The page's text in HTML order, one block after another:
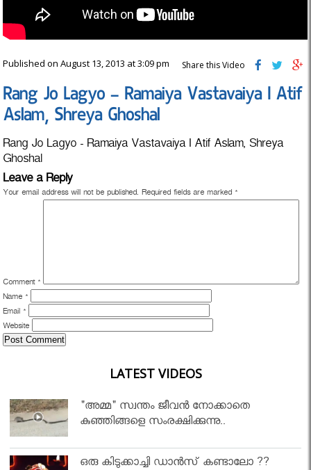
Published on August 13, 2013 at 3:09 pm Share this Video
Rang Jo Lagyo – Ramaiya Vastavaiya I Atif
Aslam, Shreya Ghoshal
Rang Jo Lagyo - Ramaiya Vastavaiya I Atif Aslam, Shreya
Ghoshal
Leave a Reply
Your email address will not be published. Required fields are marked *
Comment *
Name *
Email *
Website
LATEST VIDEOS
"അമ്മ" സ്വന്തം ജീവൻ നോക്കാതെ
കുഞ്ഞിങ്ങളെ സംരക്ഷിക്കുന്നു..
ഒരു കിടുക്കാച്ചി ഡാൻസ് കണ്ടാലോ ??